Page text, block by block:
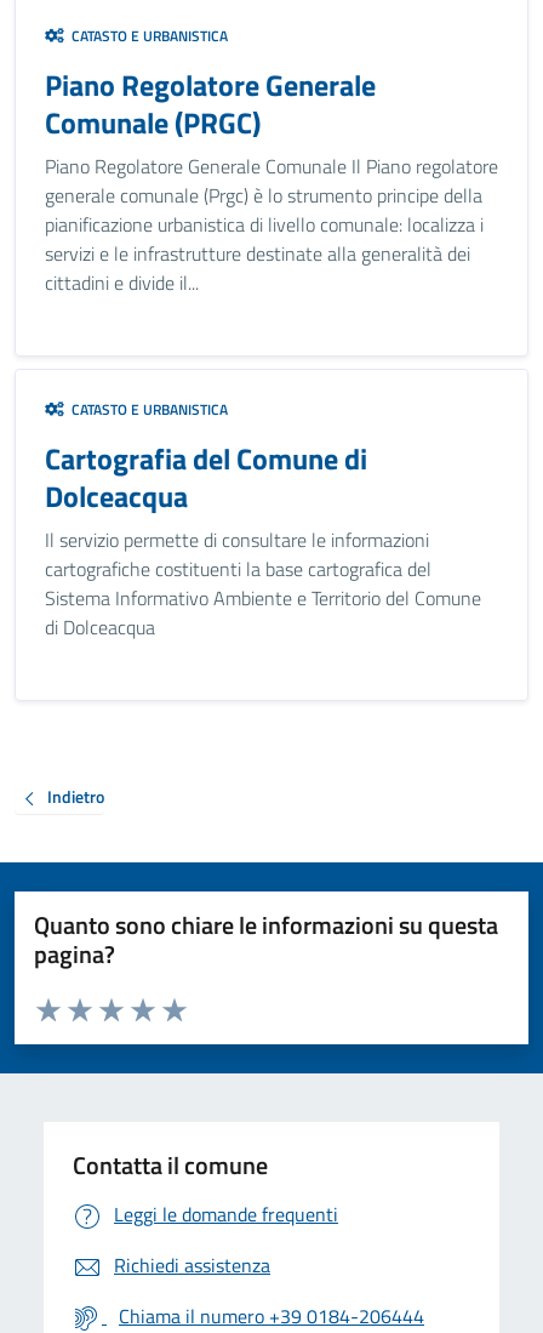
CATASTO E URBANISTICA
Piano Regolatore Generale
Comunale (PRGC)
Piano Regolatore Generale Comunale Il Piano regolatore
generale comunale (Prgc) è lo strumento principe della
pianificazione urbanistica di livello comunale: localizza i
servizi e le infrastrutture destinate alla generalità dei
cittadini e divide il...
CATASTO E URBANISTICA
Cartografia del Comune di
Dolceacqua
Il servizio permette di consultare le informazioni
cartografiche costituenti la base cartografica del
Sistema Informativo Ambiente e Territorio del Comune
di Dolceacqua
Indietro
Quanto sono chiare le informazioni su questa
pagina?
Valuta da 1 a 5 stelle la pagina
Valuta 5 stelle su 5
Valuta 4 stelle su 5
Valuta 3 stelle su 5
Valuta 2 stelle su 5
Valuta 1 stelle su 5
Contatta il comune
Leggi le domande frequenti
Richiedi assistenza
Chiama il numero +39 0184-206444